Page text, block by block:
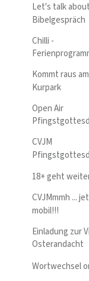
Let's talk
Bibelgespräch
Chilli -
Kommt raus am
Kurpark
Open Air
CVJM
18+ geht
CVJMmmh ...
mobil!!!
Einladung zur
Osterandacht
Wortwechsel